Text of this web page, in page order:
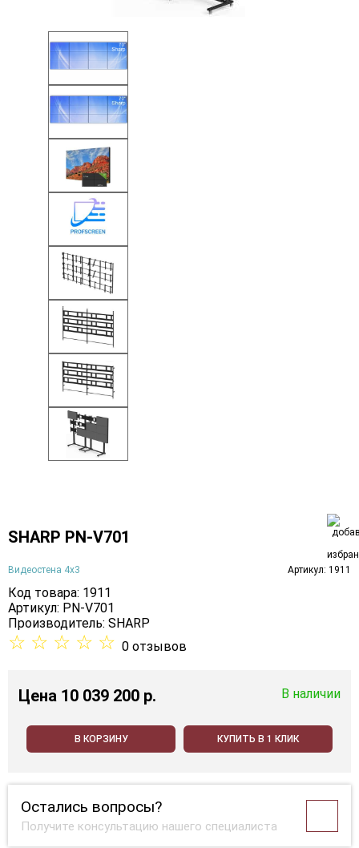
SHARP PN-V701
Видеостена 4х3 Артикул: 1911
Код товара: 1911
Артикул: PN-V701
Производитель: SHARP
☆ ☆ ☆ ☆ ☆ 0 отзывов
Цена 10 039 200 p. В наличии
В КОРЗИНУ КУПИТЬ В 1 КЛИК
Остались вопросы?
Получите консультацию нашего специалиста